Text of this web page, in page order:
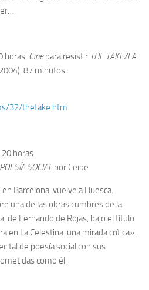
horas. Cinepara resistir THE TAKE/LA
87 minutos.
32/thetake.htm
20 horas.
SOCIAL por Ceibe
Barcelona, vuelve a Huesca.
una de las obras cumbres de la
de Fernando de Rojas, bajo el título
en La Celestina: una mirada crítica».
de poesía social con sus
como él.